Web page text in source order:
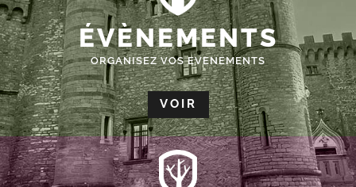
ÉVÈNEMENTS
ORGANISEZ VOS EVENEMENTS
VOIR